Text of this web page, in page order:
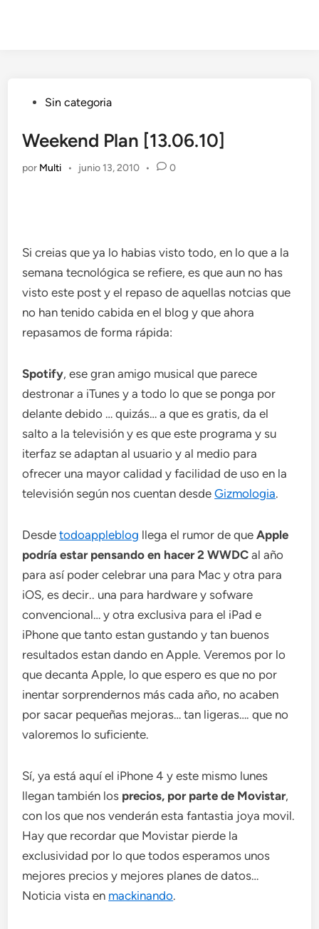
Publicado
Sin categoria
Weekend Plan [13.06.10]
por Multi • junio 13, 2010 • 0
Si creias que ya lo habias visto todo, en lo que a la
semana tecnológica se refiere, es que aun no has
visto este post y el repaso de aquellas notcias que
no han tenido cabida en el blog y que ahora
repasamos de forma rápida:
Spotify, ese gran amigo musical que parece
destronar a iTunes y a todo lo que se ponga por
delante debido … quizás… a que es gratis, da el
salto a la televisión y es que este programa y su
iterfaz se adaptan al usuario y al medio para
ofrecer una mayor calidad y facilidad de uso en la
televisión según nos cuentan desdeGizmologia.
Desdetodoappleblog llega el rumor de queApple
podría estar pensando en hacer 2 WWDC al año
para así poder celebrar una para Mac y otra para
iOS, es decir.. una para hardware y sofware
convencional… y otra exclusiva para el iPad e
iPhone que tanto estan gustando y tan buenos
resultados estan dando en Apple. Veremos por lo
que decanta Apple, lo que espero es que no por
inentar sorprendernos más cada año, no acaben
por sacar pequeñas mejoras… tan ligeras…. que no
valoremos lo suficiente.
Sí, ya está aquí el iPhone 4 y este mismo lunes
llegan también los precios, por parte de Movistar,
con los que nos venderán esta fantastia joya movil.
Hay que recordar que Movistar pierde la
exclusividad por lo que todos esperamos unos
mejores precios y mejores planes de datos…
Noticia vista en mackinando.